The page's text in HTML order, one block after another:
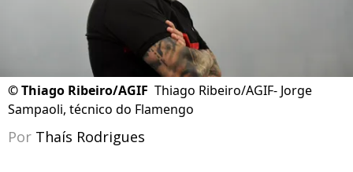
©Thiago Ribeiro/AGIF Thiago Ribeiro/AGIF- Jorge
Sampaoli, técnico do Flamengo
Por Thaís Rodrigues